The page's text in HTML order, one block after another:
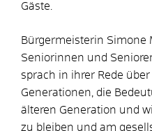
Gäste.
Bürgermeisterin Simone
Seniorinnen und
sprach in ihrer Rede
Generationen, die
älteren Generation und
zu bleiben und am